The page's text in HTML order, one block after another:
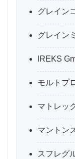
グレイン
グレイン
IREKS
モルトプ
マトレッ
マントン
スフレグ